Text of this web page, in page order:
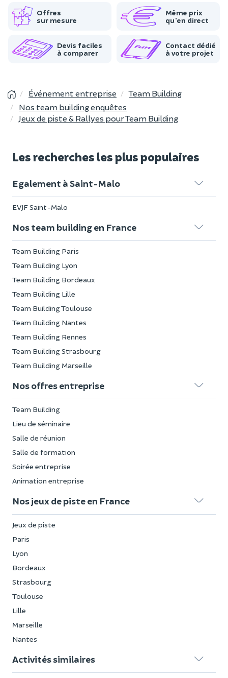
Offres
sur mesure
Même prix
qu'en direct
Devis faciles
à comparer
Contact dédié
à votre projet
Événement entreprise
Team Building
Nos team building enquêtes
Jeux de piste & Rallyes pour Team Building
Les recherches les plus populaires
Egalement à Saint-Malo
EVJF Saint-Malo
Nos team building en France
Team Building Paris
Team Building Lyon
Team Building Bordeaux
Team Building Lille
Team Building Toulouse
Team Building Nantes
Team Building Rennes
Team Building Strasbourg
Team Building Marseille
Nos offres entreprise
Team Building
Lieu de séminaire
Salle de réunion
Salle de formation
Soirée entreprise
Animation entreprise
Nos jeux de piste en France
Jeux de piste
Paris
Lyon
Bordeaux
Strasbourg
Toulouse
Lille
Marseille
Nantes
Activités similaires